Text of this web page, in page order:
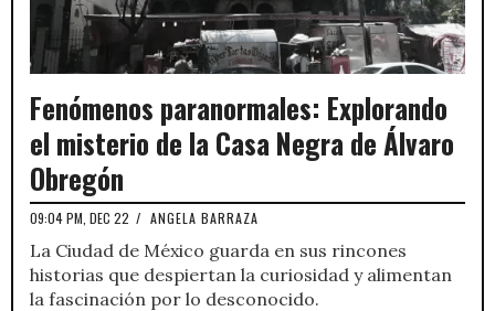
Fenómenos paranormales: Explorando
el misterio de la Casa Negra de Álvaro
Obregón
09:04 PM, DEC 22 / ANGELA BARRAZA
La Ciudad de México guarda en sus rincones
historias que despiertan la curiosidad y alimentan
la fascinación por lo desconocido.